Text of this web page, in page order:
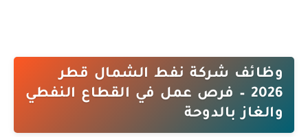
وظائف شركة نفط الشمال قطر
2026 – فرص عمل في القطاع النفطي
والغاز بالدوحة